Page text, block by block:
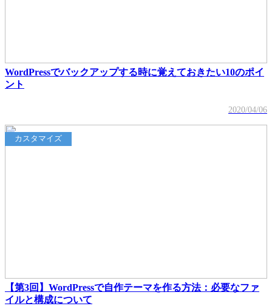
WordPressでバックアップする時に覚えておきたい10のポイ
ント
2020/04/06
カスタマイズ
【第3回】WordPressで自作テーマを作る方法：必要なファ
イルと構成について